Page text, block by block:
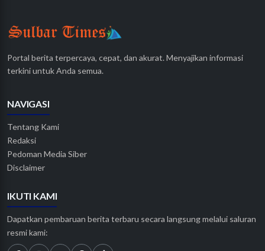
Portal berita terpercaya, cepat, dan akurat. Menyajikan informasi
terkini untuk Anda semua.
NAVIGASI
Tentang Kami
Redaksi
Pedoman Media Siber
Disclaimer
IKUTI KAMI
Dapatkan pembaruan berita terbaru secara langsung melalui saluran
resmi kami: